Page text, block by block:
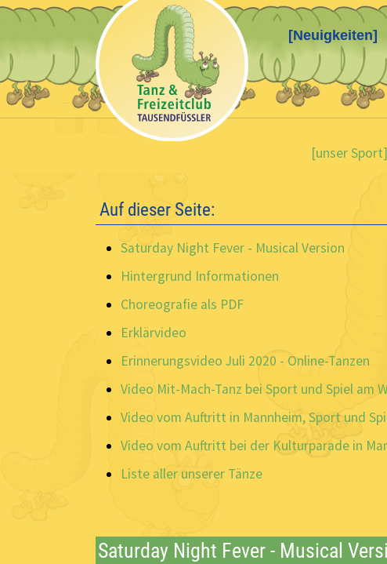
[Neuigkeiten]
You are here:
[unser Sport]
Auf dieser Seite:
Saturday Night Fever - Musical Version
Hintergrund Informationen
Choreografie als PDF
Erklärvideo
Erinnerungsvideo Juli 2020 - Online-Tanzen
Video Mit-Mach-Tanz bei Sport und Spiel am
Video vom Auftritt in Mannheim, Sport und
Video vom Auftritt bei der Kulturparade in
Liste aller unserer Tänze
Saturday Night Fever - Musical